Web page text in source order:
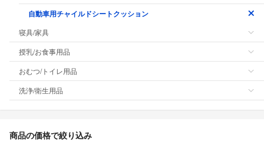
自動車用チャイルドシートクッション
寝具/家具
授乳/お食事用品
おむつ/トイレ用品
洗浄/衛生用品
商品の価格で絞り込み